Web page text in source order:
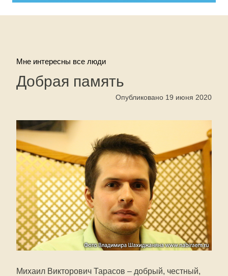
Мне интересны все люди
Добрая память
Опубликовано 19 июня 2020
Михаил Викторович Тарасов – добрый, честный,